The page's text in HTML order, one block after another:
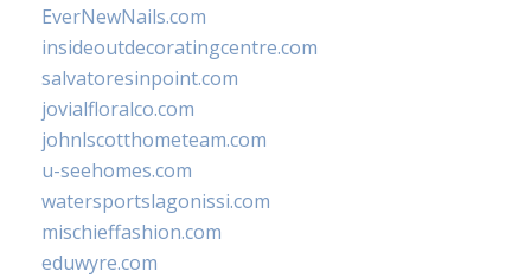
EverNewNails.com
insideoutdecoratingcentre.com
salvatoresinpoint.com
jovialfloralco.com
johnlscotthometeam.com
u-seehomes.com
watersportslagonissi.com
mischieffashion.com
eduwyre.com